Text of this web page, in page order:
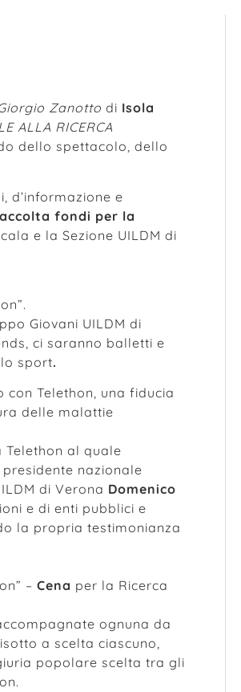
Zanotto di Isola
ALLA RICERCA
dello spettacolo, dello
d’informazione e
fondi per la
e la Sezione UILDM di
Giovani UILDM di
ci saranno balletti e
sport.
con Telethon, una fiducia
delle malattie
Telethon al quale
presidente nazionale
di Verona Domenico
e di enti pubblici e
la propria testimonianza
– Cena per la Ricerca
ognuna da
a scelta ciascuno,
popolare scelta tra gli